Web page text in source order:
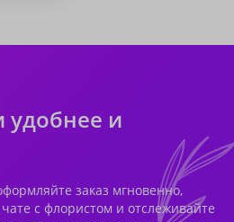
и
заказ мгновенно,
с флористом и отслеживайте